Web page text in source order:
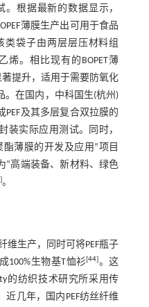
。根据最新的数据显示，
薄膜生产出可用于食品
类袋子由两层层压材料组
烯。相比现有的BOPET薄
著提升，适用于需要防氧化
。在国内，中科国生(杭州)
PEF及其多层复合双拉膜的
装实际应用测试。同时，
薄膜的开发及应用”项目
“高端装备、新材料、绿色
]。
维生产，同时可将PEF瓶子
100%生物基T恤衫[44]。这
的纺织技术研究所采用传
几年，国内PEF纺丝纤维